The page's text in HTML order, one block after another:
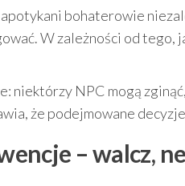
bohaterowie
W zależności od tego,
niektórzy NPC mogą
że podejmowane
– walcz,